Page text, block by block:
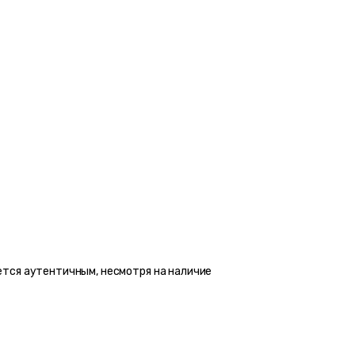
аутентичным, несмотря на наличие